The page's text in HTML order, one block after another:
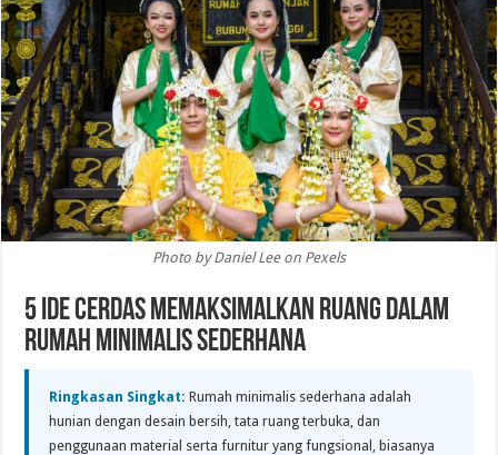
Photo by Daniel Lee on Pexels
5 Ide Cerdas Memaksimalkan Ruang dalam
Rumah Minimalis Sederhana
Ringkasan Singkat: Rumah minimalis sederhana adalah
hunian dengan desain bersih, tata ruang terbuka, dan
penggunaan material serta furnitur yang fungsional, biasanya